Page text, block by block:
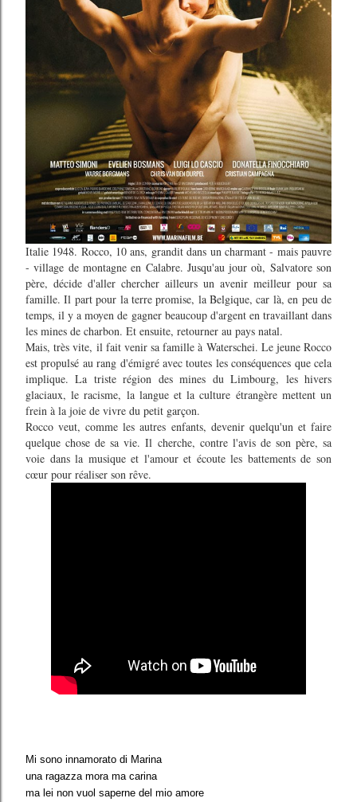
Italie 1948. Rocco, 10 ans, grandit dans un charmant - mais pauvre
- village de montagne en Calabre. Jusqu'au jour où, Salvatore son
père, décide d'aller chercher ailleurs un avenir meilleur pour sa
famille. Il part pour la terre promise, la Belgique, car là, en peu de
temps, il y a moyen de gagner beaucoup d'argent en travaillant dans
les mines de charbon. Et ensuite, retourner au pays natal.
Mais, très vite, il fait venir sa famille à Waterschei. Le jeune Rocco
est propulsé au rang d'émigré avec toutes les conséquences que cela
implique. La triste région des mines du Limbourg, les hivers
glaciaux, le racisme, la langue et la culture étrangère mettent un
frein à la joie de vivre du petit garçon.
Rocco veut, comme les autres enfants, devenir quelqu'un et faire
quelque chose de sa vie. Il cherche, contre l'avis de son père, sa
voie dans la musique et l'amour et écoute les battements de son
cœur pour réaliser son rêve.
Mi sono innamorato di Marina
una ragazza mora ma carina
ma lei non vuol saperne del mio amore